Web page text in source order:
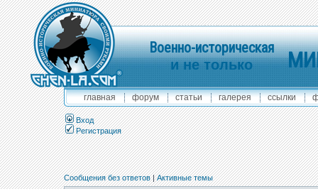
Военно-историческая
и не только
главная форум статьи галерея ссылки
Вход
Регистрация
Сообщения без ответов|Активные темы